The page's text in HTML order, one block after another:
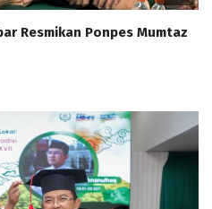
Resmikan Ponpes Mumtaz